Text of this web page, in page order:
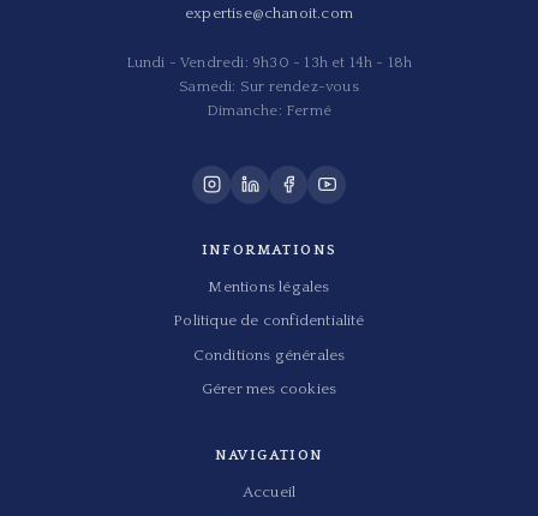
expertise@chanoit.com
Lundi - Vendredi: 9h30 - 13h et 14h - 18h
Samedi: Sur rendez-vous
Dimanche: Fermé
INFORMATIONS
Mentions légales
Politique de confidentialité
Conditions générales
Gérer mes cookies
NAVIGATION
Accueil